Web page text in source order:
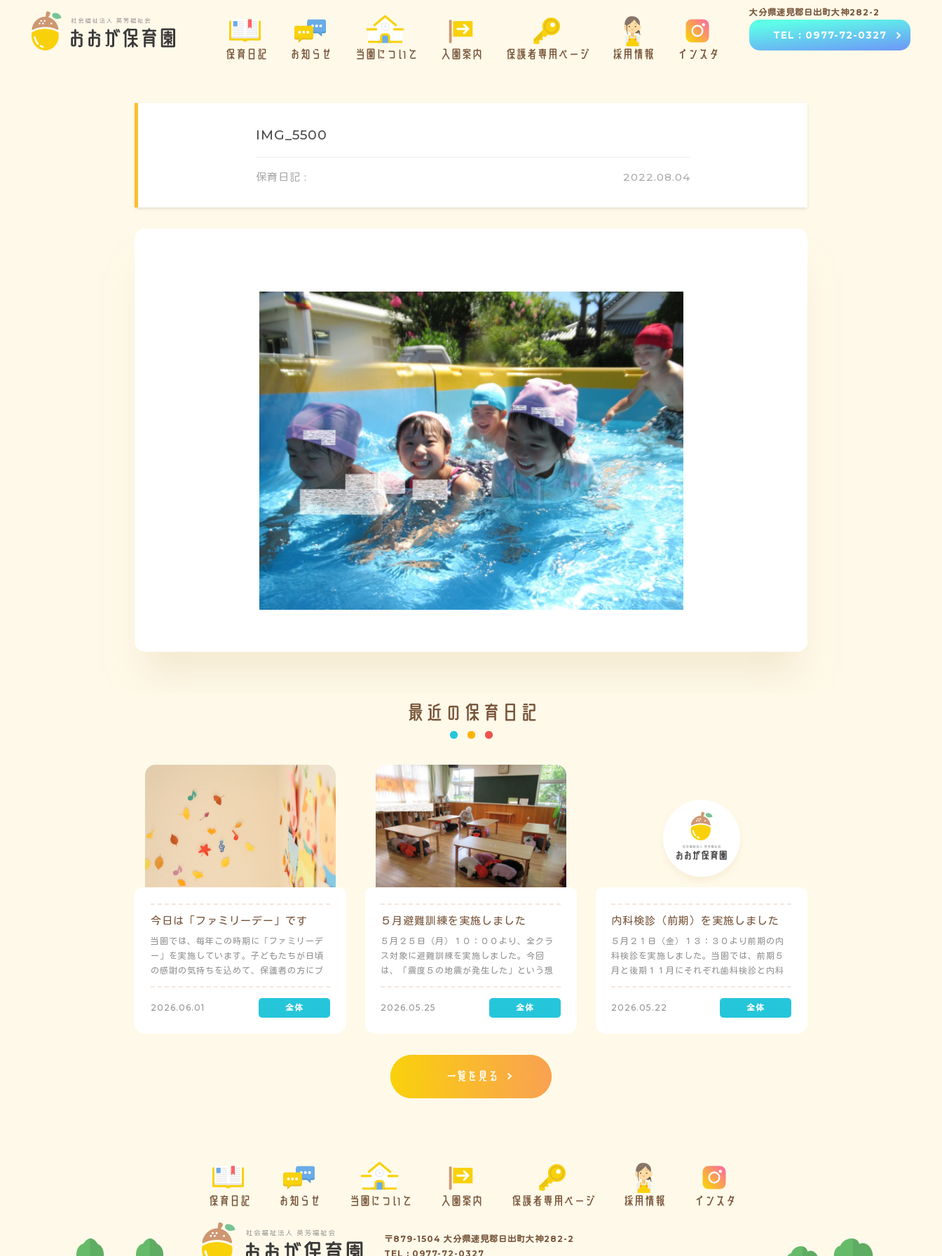
保育日記 お知らせ 当園について 入園案内 保護者専用ページ 採用情報 インスタ
大分県速見郡日出町大神282-2
TEL : 0977-72-0327
IMG_5500
保育日記 : 2022.08.04
最近の保育日記
今日は「ファミリーデー」です
当園では、毎年この時期に「ファミリーデ
ー」を実施しています。子どもたちが日頃
の感謝の気持ちを込めて、保護者の方にプ
レゼントを制作して渡します。
2026.06.01
５月避難訓練を実施しました
５月２５日（月）１０：００より、全クラ
ス対象に避難訓練を実施しました。今回
は、「震度５の地震が発生した」という想
定で実施し、園児たちが職員の指示に従い
訓練に取り組みました。前庭（駐車場）に
全体集合をして人数確認をした後、各クラ
難することを想定（敷地面積が広いため）
しており、地震時の避難対応マニュアルの
作成を行政より免除されています。また、
2026.05.25
内科検診（前期）を実施しました
５月２１日（金）１３：３０より前期の内
科検診を実施しました。当園では、前期５
月と後期１１月にそれぞれ歯科検診と内科
検診を実施しています。
2026.05.22
一覧を見る
保育日記 お知らせ 当園について 入園案内 保護者専用ページ 採用情報 インスタ
〒879-1504 大分県速見郡日出町大神282-2
TEL : 0977-72-0327
1日のスケジュール
年間行事
施設の紹介
情報公開